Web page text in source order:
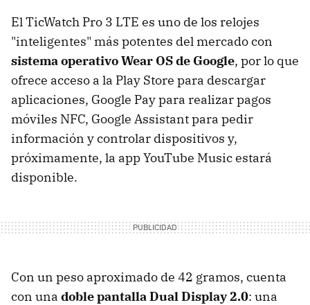
El TicWatch Pro 3 LTE es uno de los relojes
"inteligentes" más potentes del mercado con
sistema operativo Wear OS de Google, por lo que
ofrece acceso a la Play Store para descargar
aplicaciones, Google Pay para realizar pagos
móviles NFC, Google Assistant para pedir
información y controlar dispositivos y,
próximamente, la app YouTube Music estará
disponible.
Con un peso aproximado de 42 gramos, cuenta
con una doble pantalla Dual Display 2.0: una